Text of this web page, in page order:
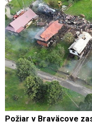
Požiar v Braväcove